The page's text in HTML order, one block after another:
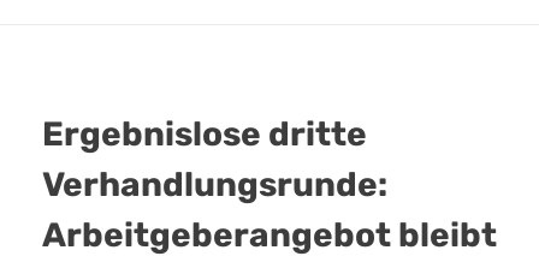
Ergebnislose dritte
Verhandlungsrunde:
Arbeitgeberangebot bleibt